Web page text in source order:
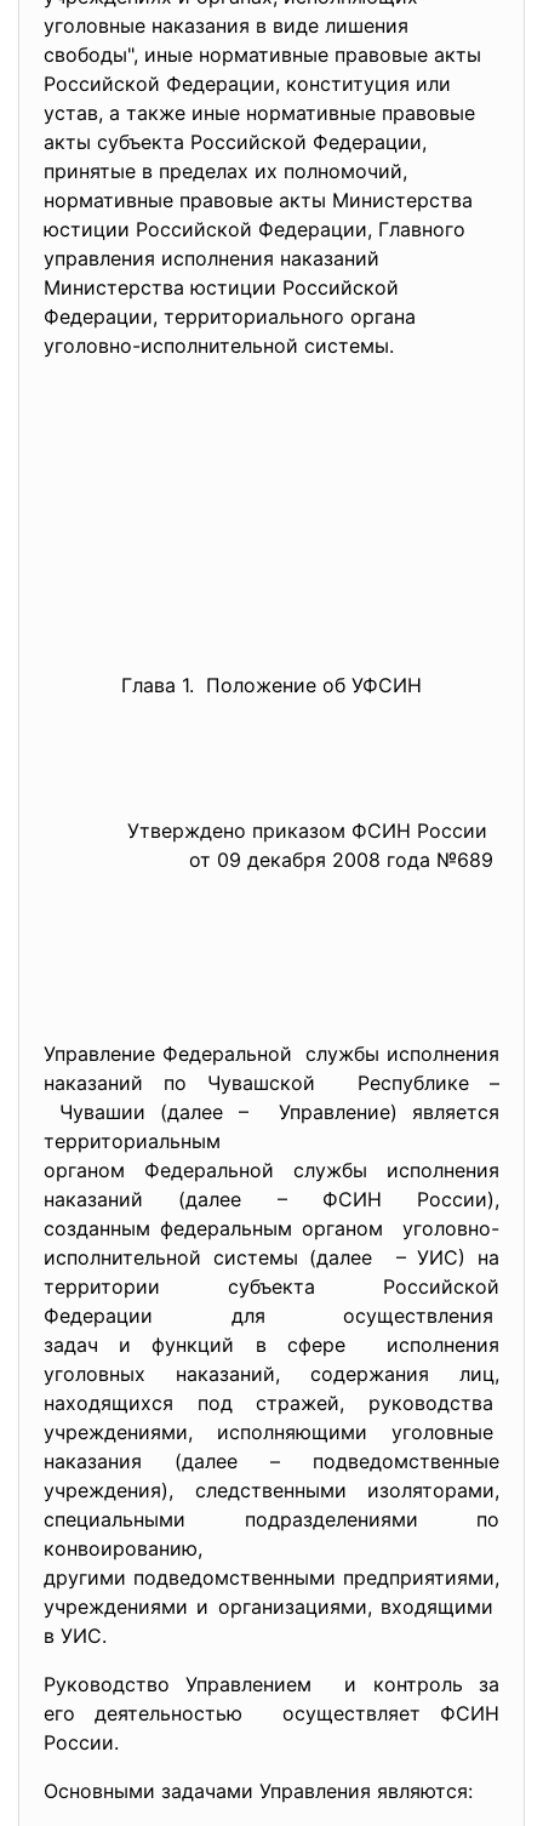
уголовные наказания в виде лишения
свободы", иные нормативные правовые акты
Российской Федерации, конституция или
устав, а также иные нормативные правовые
акты субъекта Российской Федерации,
принятые в пределах их полномочий,
нормативные правовые акты Министерства
юстиции Российской Федерации, Главного
управления исполнения наказаний
Министерства юстиции Российской
Федерации, территориального органа
уголовно-исполнительной системы.
Глава 1. Положение об УФСИН
Утверждено приказом ФСИН России
от 09 декабря 2008 года №689
Управление Федеральной службы исполнения
наказаний по Чувашской Республике –
Чувашии (далее – Управление) является
территориальным
органом Федеральной службы исполнения
наказаний (далее – ФСИН России),
созданным федеральным органом уголовно-
исполнительной системы (далее – УИС) на
территории субъекта Российской
Федерации для осуществления
задач и функций в сфере исполнения
уголовных наказаний, содержания лиц,
находящихся под стражей, руководства
учреждениями, исполняющими уголовные
наказания (далее – подведомственные
учреждения), следственными изоляторами,
специальными подразделениями по
конвоированию,
другими подведомственными предприятиями,
учреждениями и организациями, входящими
в УИС.
Руководство Управлением и контроль за
его деятельностью осуществляет ФСИН
России.
Основными задачами Управления являются: